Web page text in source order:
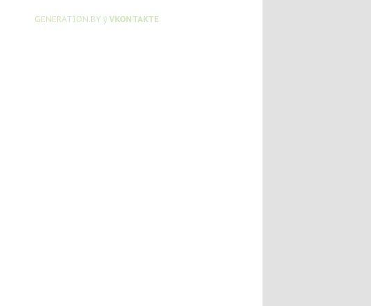
GENERATION.BY ў VKONTAKTE